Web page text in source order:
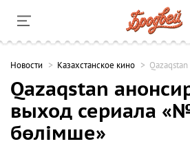
Новости Казахстанское кино Qazaqstan
Qazaqstan
выход сериала
бөлімше»